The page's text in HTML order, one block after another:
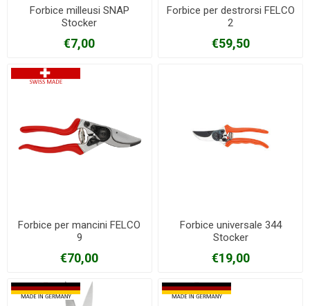
Forbice milleusi SNAP
Stocker
€7,00
Forbice per destrorsi FELCO
2
€59,50
Forbice per mancini FELCO
9
€70,00
Forbice universale 344
Stocker
€19,00